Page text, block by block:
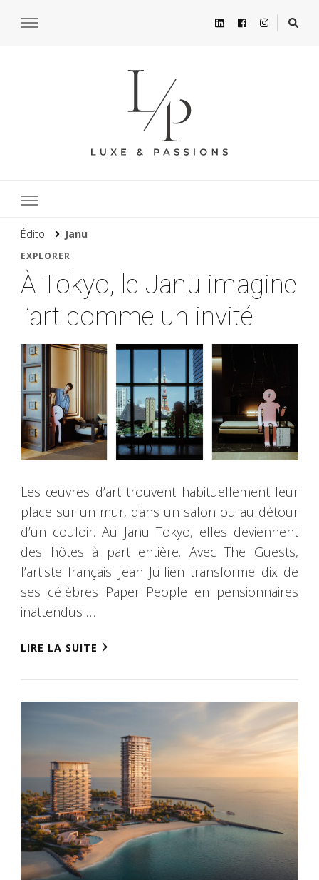
Édito Janu
EXPLORER
À Tokyo, le Janu imagine
l’art comme un invité
Les œuvres d’art trouvent habituellement leur
place sur un mur, dans un salon ou au détour
d’un couloir. Au Janu Tokyo, elles deviennent
des hôtes à part entière. Avec The Guests,
l’artiste français Jean Jullien transforme dix de
ses célèbres Paper People en pensionnaires
inattendus …
LIRE LA SUITE